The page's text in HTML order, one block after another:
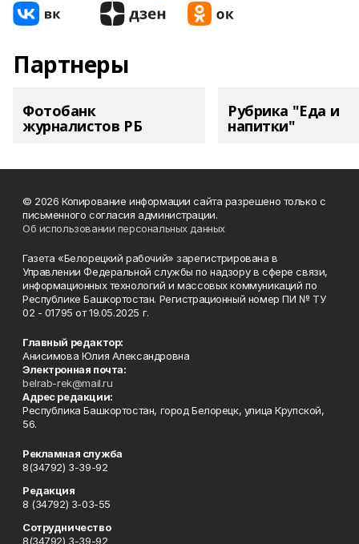
Партнеры
Фотобанк
журналистов РБ
Рубрика "Еда и
напитки"
© 2026 Копирование информации сайта разрешено только с
письменного согласия администрации.
Об использовании персональных данных
Газета «Белорецкий рабочий» зарегистрирована в
Управлении Федеральной службы по надзору в сфере связи,
информационных технологий и массовых коммуникаций по
Республике Башкортостан. Регистрационный номер ПИ № ТУ
02 - 01795 от 19.05.2025 г.
Главный редактор:
Анисимова Юлия Александровна
Электронная почта:
belrab-rek@mail.ru
Адрес редакции:
Республика Башкортостан, город Белорецк, улица Крупской,
56.
Рекламная служба
8(34792) 3-39-92
Редакция
8 (34792) 3-03-55
Сотрудничество
8(34792) 3-39-92